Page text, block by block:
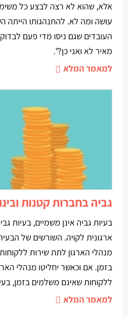
אלא, שהוא לא רצה לבצע כל
עושה ומה לא. להתנהגותו
העובדים שגם ניסו מדי פעם
מאיר לא ואני כן?".
למאמר המלא
גביה בחברות קטנות
בעיות גביה אינן משמיים, בעיות
ארגונית לקויה. השורשים של
מנהלי הארגון לתת שירות
בזמן. אם וכאשר יחליטו מנהלי
ללקוחות שאינם משלמים בזמן,
למאמר המלא